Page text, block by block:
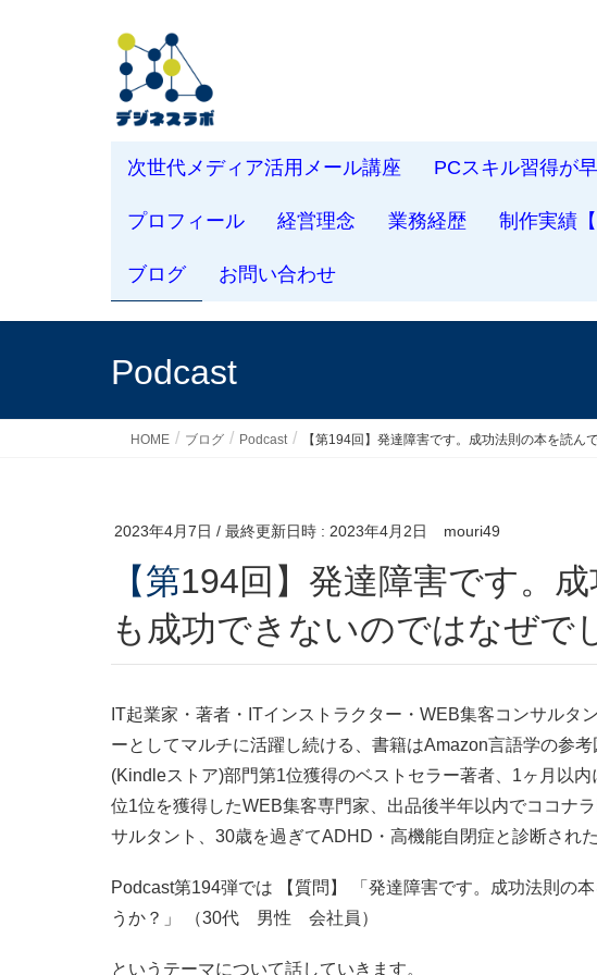
次世代メディア活用メール講座 PCスキル習得が
プロフィール 経営理念 業務経歴 制作実績【
ブログ お問い合わせ
Podcast
HOME ブログ Podcast 【第194回】発達障害です。成功法則の本を読ん
2023年4月7日 / 最終更新日時 : 2023年4月2日 mouri49
【第194回】発達障害です。成功法則の本を読んで
も成功できないのではなぜで
IT起業家・著者・ITインストラクター・WEB集客コンサルタ
ーとしてマルチに活躍し続ける、書籍はAmazon言語学の参
(Kindleストア)部門第1位獲得のベストセラー著者、1ヶ月以
位1位を獲得したWEB集客専門家、出品後半年以内でココナ
サルタント、30歳を過ぎてADHD・高機能自閉症と診断された
Podcast第194弾では 【質問】 「発達障害です。成功法則の
うか？」 （30代 男性 会社員）
というテーマについて話していきます。